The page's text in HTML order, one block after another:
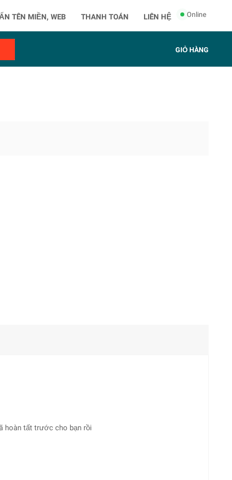
TÊN MIỀN, WEB THANH TOÁN LIÊN HỆ Online
GIỎ HÀNG
hoàn tất trước cho bạn rồi